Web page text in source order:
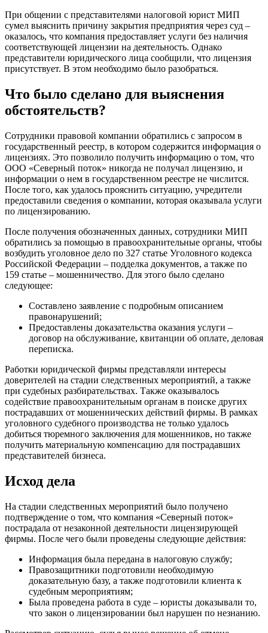
При общении с представителями налоговой юрист МИП
сумел выяснить причину закрытия предприятия через суд –
оказалось, что компания предоставляет услуги без наличия
соответствующей лицензии на деятельность. Однако
представители юридического лица сообщили, что лицензия
присутствует. В этом необходимо было разобраться.
Что было сделано для выяснения
обстоятельств?
Сотрудники правовой компании обратились с запросом в
государственный реестр, в котором содержится информация о
лицензиях. Это позволило получить информацию о том, что
ООО «Северный поток» никогда не получал лицензию, и
информации о нем в государственном реестре не числится.
После того, как удалось прояснить ситуацию, учредители
предоставили сведения о компании, которая оказывала услуги
по лицензированию.
После получения обозначенных данных, сотрудники МИП
обратились за помощью в правоохранительные органы, чтобы
возбудить уголовное дело по 327 статье Уголовного кодекса
Российской Федерации – подделка документов, а также по
159 статье – мошенничество. Для этого было сделано
следующее:
Составлено заявление с подробным описанием
правонарушений;
Предоставлены доказательства оказания услуги –
договор на обслуживание, квитанции об оплате, деловая
переписка.
Работки юридической фирмы представляли интересы
доверителей на стадии следственных мероприятий, а также
при судебных разбирательствах. Также оказывалось
содействие правоохранительным органам в поиске других
пострадавших от мошеннических действий фирмы. В рамках
уголовного судебного производства не только удалось
добиться тюремного заключения для мошенников, но также
получить материальную компенсацию для пострадавших
представителей бизнеса.
Исход дела
На стадии следственных мероприятий было получено
подтверждение о том, что компания «Северный поток»
пострадала от незаконной деятельности лицензирующей
фирмы. После чего были проведены следующие действия:
Информация была передана в налоговую службу;
Правозащитники подготовили необходимую
доказательную базу, а также подготовили клиента к
судебным мероприятиям;
Была проведена работа в суде – юристы доказывали то,
что закон о лицензировании был нарушен по незнанию.